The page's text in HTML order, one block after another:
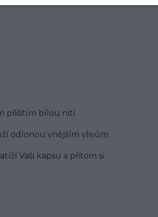
přišitím bílou nití.
odlonou vnějším vlivům.
Vaši kapsu a přitom si